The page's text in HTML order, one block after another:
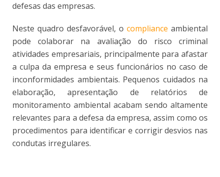
defesas das empresas.
Neste quadro desfavorável, o compliance ambiental
pode colaborar na avaliação do risco criminal
atividades empresariais, principalmente para afastar
a culpa da empresa e seus funcionários no caso de
inconformidades ambientais. Pequenos cuidados na
elaboração, apresentação de relatórios de
monitoramento ambiental acabam sendo altamente
relevantes para a defesa da empresa, assim como os
procedimentos para identificar e corrigir desvios nas
condutas irregulares.